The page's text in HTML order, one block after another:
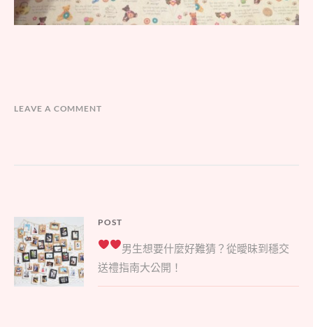
LEAVE A COMMENT
文
章
導
覽
POST
Parent
post:
男生想要什麼好難猜？從曖昧到穩交
送禮指南大公開！